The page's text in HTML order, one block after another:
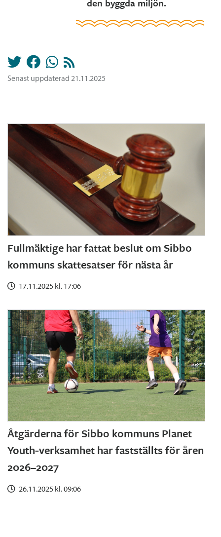
den byggda miljön.
Senast uppdaterad 21.11.2025
Fullmäktige har fattat beslut om Sibbo
kommuns skattesatser för nästa år
17.11.2025 kl. 17:06
Åtgärderna för Sibbo kommuns Planet
Youth-verksamhet har fastställts för åren
2026–2027
26.11.2025 kl. 09:06